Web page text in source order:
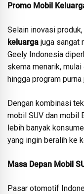
Promo Mobil
Selain inovasi
keluarga juga sangat
Geely Indonesia
skema menarik,
hingga program purna
Dengan kombinasi
mobil SUV dan mobil
lebih banyak
yang ingin beralih ke
Masa Depan Mobil
Pasar otomotif